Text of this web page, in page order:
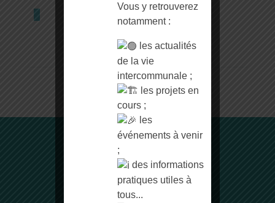
Partager l'article
Vous y retrouverez
notamment :
les actualités
de la vie
intercommunale ;
les projets en
cours ;
les
événements à venir
;
des informations
pratiques utiles à
tous...